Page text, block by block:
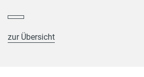
zur Übersicht